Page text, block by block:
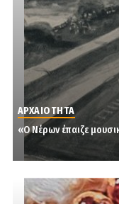
ΑΡΧΑΙΟΤΗΤΑ
«Ο Νέρων έπαιζε